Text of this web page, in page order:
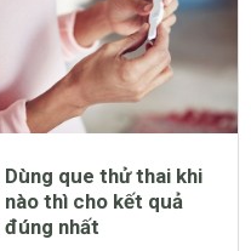
Cách dùng que thử thai
thường gặp